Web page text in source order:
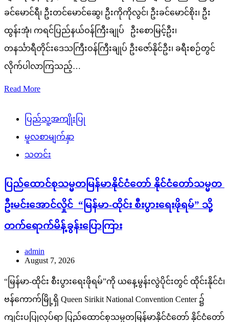
ခင်မောင်ရီ၊ ဦးတင်မောင်ဆွေ၊ ဦးကိုကိုလွင်၊ ဦးခင်မောင်စိုး၊ ဦး
ထွန်းအုံ၊ ကရင်ပြည်နယ်ဝန်ကြီးချုပ် ဦးစောမြင့်ဦး၊
တနင်္သာရီတိုင်းဒေသကြီးဝန်ကြီးချုပ် ဦးဇော်နိုင်ဦး၊ ခရီးစဉ်တွင်
လိုက်ပါလာကြသည့်…
Read More
ပြည်သူ့အကျိုးပြု
မူလစာမျက်နှာ
သတင်း
ပြည်ထောင်စုသမ္မတမြန်မာနိုင်ငံတော် နိုင်ငံတော်သမ္မတ
ဦးမင်းအောင်လှိုင် “မြန်မာ-ထိုင်း စီးပွားရေးဖိုရမ်” သို့
တက်ရောက်မိန့်ခွန်းပြောကြား
admin
August 7, 2026
“မြန်မာ-ထိုင်း စီးပွားရေးဖိုရမ်”ကို ယနေ့မွန်းလွဲပိုင်းတွင် ထိုင်းနိုင်ငံ၊
ဗန်ကောက်မြို့ရှိ Queen Sirikit National Convention Center ၌
ကျင်းပပြုလုပ်ရာ ပြည်ထောင်စုသမ္မတမြန်မာနိုင်ငံတော် နိုင်ငံတော်